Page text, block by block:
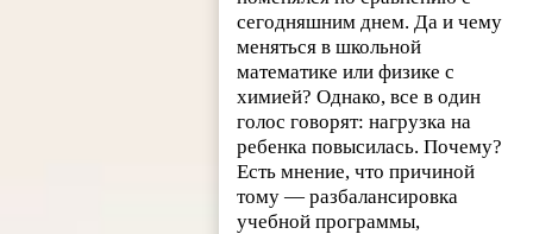
сегодняшним днем. Да и чему
меняться в школьной
математике или физике с
химией? Однако, все в один
голос говорят: нагрузка на
ребенка повысилась. Почему?
Есть мнение, что причиной
тому — разбалансировка
учебной программы,